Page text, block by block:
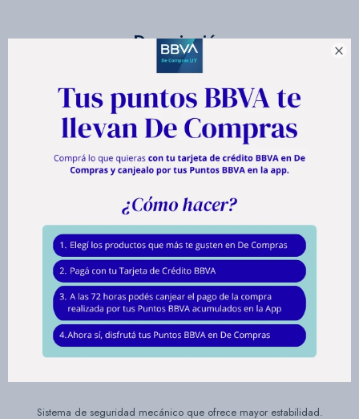

Descripción
cubiertas fácilmente con esta procesadora de alimentos Moulinex.
Descubre una nueva forma de cocinar y sorprende a tu familia con las
preparaciones más deliciosas. Este electrodoméstico logrará transformar
los alimentos en el menor tiempo y se convertirá en tu ayudante
Pica toda clase de alimentos, incluso carne cruda en tan sólo 3 pulsos.
Posee sistema 1,2,3 sencillo, sólo presiona el bowl.
Cuchillas súper afiladas en acero inoxidable y sistema de seguridad
electrónico que evita que el motor funcione si el vaso no se coloca
correctamente.
Sistema de seguridad mecánico que ofrece mayor estabilidad.